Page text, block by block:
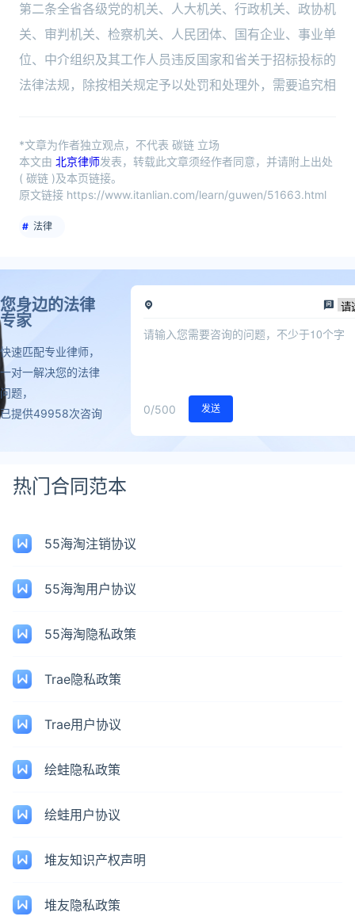
第二条全省各级党的机关、人大机关、行政机关、政协机
关、审判机关、检察机关、人民团体、国有企业、事业单
位、中介组织及其工作人员违反国家和省关于招标投标的
法律法规，除按相关规定予以处罚和处理外，需要追究相
*文章为作者独立观点，不代表 碳链 立场
本文由 北京律师发表，转载此文章须经作者同意，并请附上出处
( 碳链 )及本页链接。
原文链接 https://www.itanlian.com/learn/guwen/51663.html
法律
您身边的法律
专家
快速匹配专业律师，
一对一解决您的法律
问题，
已提供49958次咨询
0/500 发送
热门合同范本
55海淘注销协议
55海淘用户协议
55海淘隐私政策
Trae隐私政策
Trae用户协议
绘蛙隐私政策
绘蛙用户协议
堆友知识产权声明
堆友隐私政策